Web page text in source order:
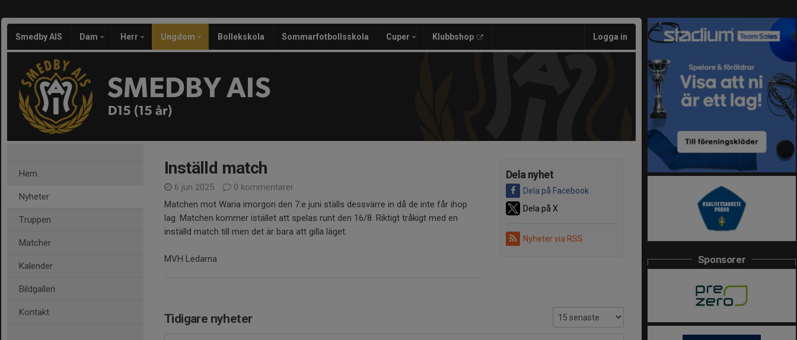
Smedby AIS Dam Herr Ungdom Bollekskola Sommarfotbollsskola Cuper Klubbshop Logga in
SMEDBY AIS
D15 (15 år)
Hem
Nyheter
Truppen
Matcher
Kalender
Bildgalleri
Kontakt
Dela nyhet
Dela på Facebook
Dela på X
Nyheter via RSS
Inställd match
6 jun 2025
0 kommentarer
Matchen mot Waria imorgon den 7:e juni ställs dessvärre in då de inte får ihop
lag. Matchen kommer istället att spelas runt den 16/8. Riktigt tråkigt med en
inställd match till men det är bara att gilla läget.
MVH Ledarna
Tidigare nyheter
Sponsorer